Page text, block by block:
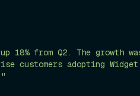
18% from Q2. The growth
customers adopting